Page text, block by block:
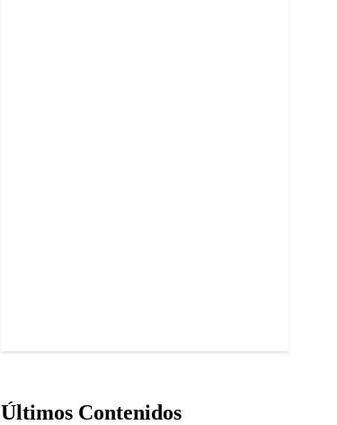
Últimos Contenidos